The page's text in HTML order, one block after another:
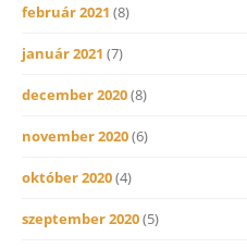
február 2021 (8)
január 2021 (7)
december 2020(8)
november 2020(6)
október 2020(4)
szeptember 2020(5)